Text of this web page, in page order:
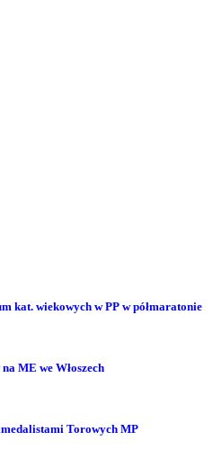
kat. wiekowych w PP w półmaratonie
ME we Włoszech
Torowych MP